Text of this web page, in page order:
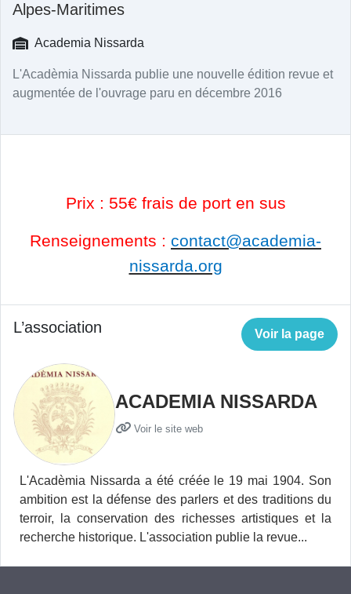
Alpes-Maritimes
Academia Nissarda
L'Acadèmia Nissarda publie une nouvelle édition revue et
augmentée de l'ouvrage paru en décembre 2016
Prix : 55€ frais de port en sus
Renseignements : contact@academia-
nissarda.org
L’association Voir la page
ACADEMIA NISSARDA
Voir le site web
L'Acadèmia Nissarda a été créée le 19 mai 1904. Son
ambition est la défense des parlers et des traditions du
terroir, la conservation des richesses artistiques et la
recherche historique. L'association publie la revue...